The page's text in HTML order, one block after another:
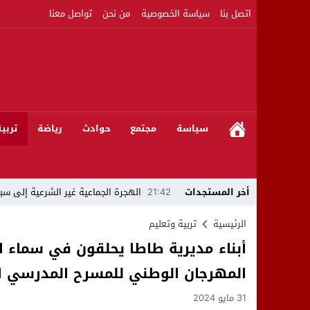
اتصل بنا سياسة الخصوصية من نحن تواصل معنا
سياسة مجتمع حوادث رياضة
أخر المستجدات 21:42 الهجرة الجماعية غير الشرعية إلى
21:16
08:50 مبادرات مواطنة وشركاؤها ينظمون
22:59 رئيس جماعة عين الجوهرة سيدي
الرئيسية تربية وتعليم
أبناء مديرية طاطا يحلقون في سماء
المهرجان الوطني للمسرح المدرسي
31 مايو 2024